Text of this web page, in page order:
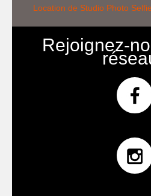
Location de Studio Photo Selfie
Rejoignez-